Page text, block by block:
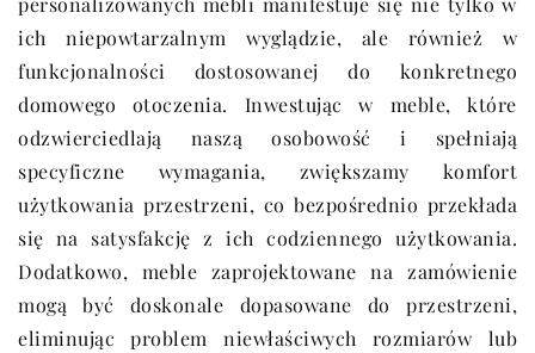
ich niepowtarzalnym wyglądzie, ale również w
funkcjonalności dostosowanej do konkretnego
domowego otoczenia. Inwestując w meble, które
odzwierciedlają naszą osobowość i spełniają
specyficzne wymagania, zwiększamy komfort
użytkowania przestrzeni, co bezpośrednio przekłada
się na satysfakcję z ich codziennego użytkowania.
Dodatkowo, meble zaprojektowane na zamówienie
mogą być doskonale dopasowane do przestrzeni,
eliminując problem niewłaściwych rozmiarów lub